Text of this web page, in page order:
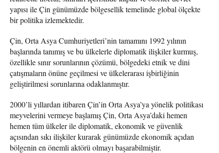
yapısı ile Çin günümüzde bölgesellik temelinde global ölçekte
bir politika izlemektedir.
Çin, Orta Asya Cumhuriyetleri’nin tamamını 1992 yılının
başlarında tanımış ve bu ülkelerle diplomatik ilişkiler kurmuş,
özellikle sınır sorunlarının çözümü, bölgedeki etnik ve dini
çatışmaların önüne geçilmesi ve ülkelerarası işbirliğinin
geliştirilmesi sorunlarına odaklanmıştır.
2000’li yıllardan itibaren Çin’in Orta Asya’ya yönelik politikası
meyvelerini vermeye başlamış Çin, Orta Asya’daki hemen
hemen tüm ülkeler ile diplomatik, ekonomik ve güvenlik
açısından sıkı ilişkiler kurarak günümüzde ekonomik açıdan
bölgenin en önemli aktörü olmayı başarabilmiştir.